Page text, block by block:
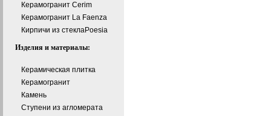
Керамогранит Cerim
Керамогранит La Faenza
Кирпичи из стеклаPoesia
Изделия и материалы:
Керамическая плитка
Керамогранит
Камень
Ступени из агломерата